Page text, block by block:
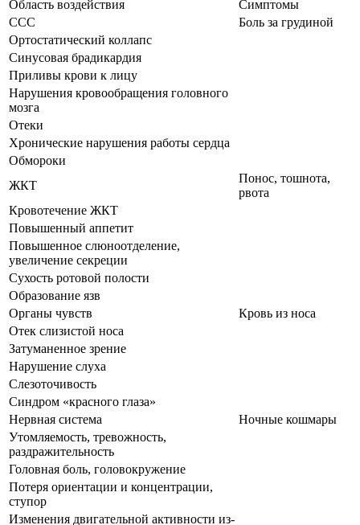
Область воздействия
Симптомы
ССС
Боль за грудиной
Ортостатический коллапс
Синусовая брадикардия
Приливы крови к лицу
Нарушения кровообращения головного
мозга
Отеки
Хронические нарушения работы сердца
Обмороки
ЖКТ
Понос, тошнота,
рвота
Кровотечение ЖКТ
Повышенный аппетит
Повышенное слюноотделение,
увеличение секреции
Сухость ротовой полости
Образование язв
Органы чувств
Кровь из носа
Отек слизистой носа
Затуманенное зрение
Нарушение слуха
Слезоточивость
Синдром «красного глаза»
Нервная система
Ночные кошмары
Утомляемость, тревожность,
раздражительность
Головная боль, головокружение
Потеря ориентации и концентрации,
ступор
Изменения двигательной активности из-